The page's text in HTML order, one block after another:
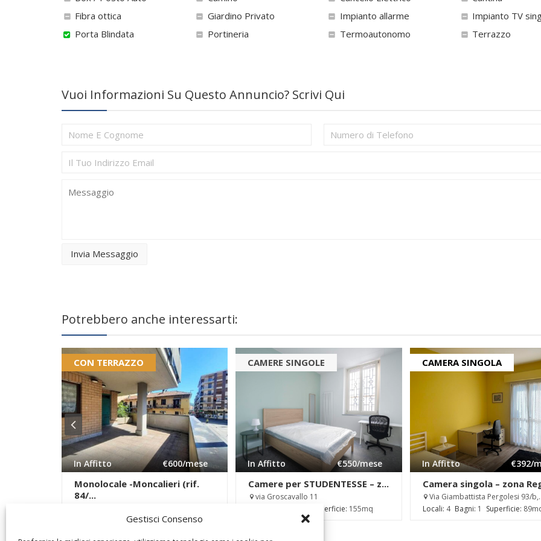
Gestisci Consenso
Fibra ottica
Giardino Privato Impianto allarme
Impianto TV
Porta Blindata
Portineria Termoautonomo Terrazzo
Vuoi Informazioni Su Questo Annuncio? Scrivi Qui
Invia Messaggio
Potrebbero anche interessarti:
CON TERRAZZO
In Affitto €600/mese
Monolocale -Moncalieri (rif.
84/...
Bagni:1 Superficie:55mq
CAMERE SINGOLE
In Affitto €550/mese
Camere per STUDENTESSE – z...
via Groscavallo 11
Superficie: 155mq
CAMERA SINGOLA
In Affitto €392/
Camera singola – zona
Via Giambattista Pergolesi 93/
Locali: 4 Bagni: 1 Superficie: